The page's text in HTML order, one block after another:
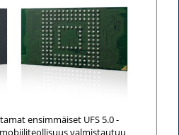
ensimmäiset UFS 5.0 -
valmistautuu